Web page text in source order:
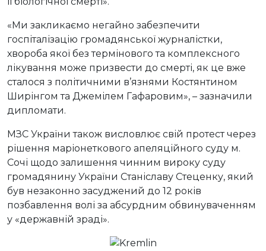
«Ми закликаємо негайно забезпечити
госпіталізацію громадянської журналістки,
хвороба якої без термінового та комплексного
лікування може призвести до смерті, як це вже
сталося з політичними в’язнями Костянтином
Ширінгом та Джемілем Гафаровим», – зазначили
дипломати.
МЗС України також висловлює свій протест через
рішення маріонеткового апеляційного суду м.
Сочі щодо залишення чинним вироку суду
громадянину України Станіславу Стеценку, який
був незаконно засуджений до 12 років
позбавлення волі за абсурдним обвинуваченням
у «державній зраді».